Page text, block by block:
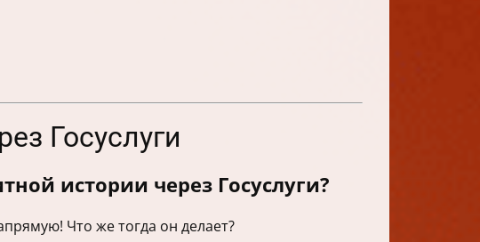
Госуслуги
истории через Госуслуги?
Что же тогда он делает?